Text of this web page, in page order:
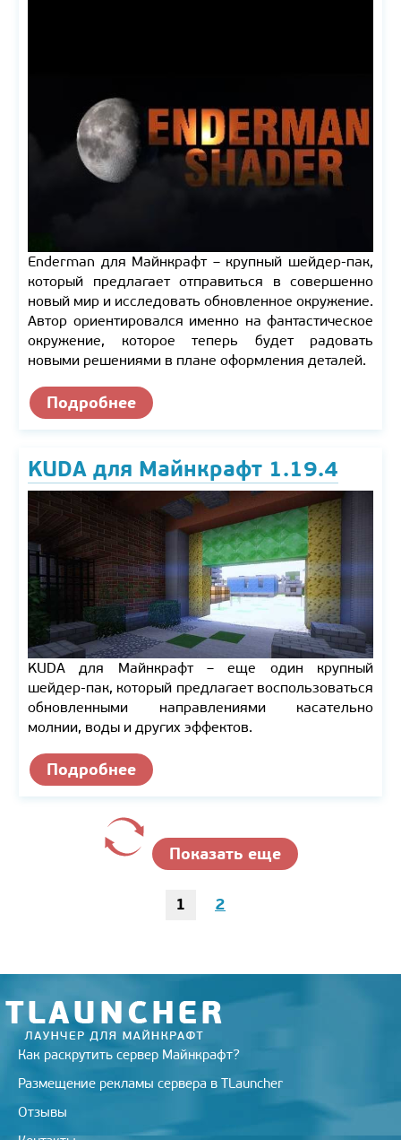
Enderman для Майнкрафт – крупный шейдер-пак,
который предлагает отправиться в совершенно
новый мир и исследовать обновленное окружение.
Автор ориентировался именно на фантастическое
окружение, которое теперь будет радовать
новыми решениями в плане оформления деталей.
Подробнее
KUDA для Майнкрафт 1.19.4
KUDA для Майнкрафт – еще один крупный
шейдер-пак, который предлагает воспользоваться
обновленными направлениями касательно
молнии, воды и других эффектов.
Подробнее
Показать еще
1 2
Как раскрутить сервер Майнкрафт?
Размещение рекламы сервера в TLauncher
Отзывы